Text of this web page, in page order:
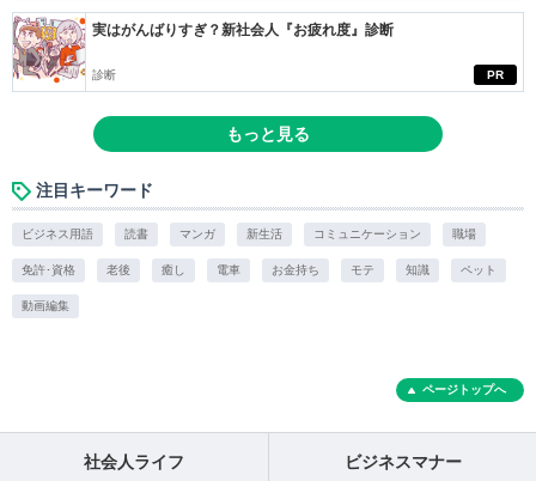
PR
実はがんばりすぎ？新社会人『お疲れ度』診断
診断
もっと見る
注目キーワード
ビジネス用語 読書 マンガ 新生活 コミュニケーション 職場
免許･資格 老後 癒し 電車 お金持ち モテ 知識 ペット
動画編集
ページトップへ
社会人ライフ ビジネスマナー